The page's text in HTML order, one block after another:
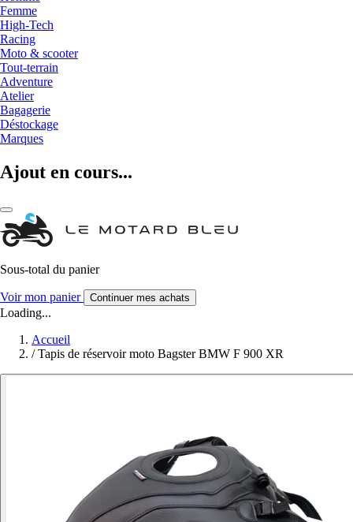
Femme
High-Tech
Racing
Moto & scooter
Tout-terrain
Adventure
Atelier
Bagagerie
Déstockage
Marques
Ajout en cours...
Sous-total du panier
Voir mon panier Continuer mes achats
Loading...
Accueil
/ Tapis de réservoir moto Bagster BMW F 900 XR